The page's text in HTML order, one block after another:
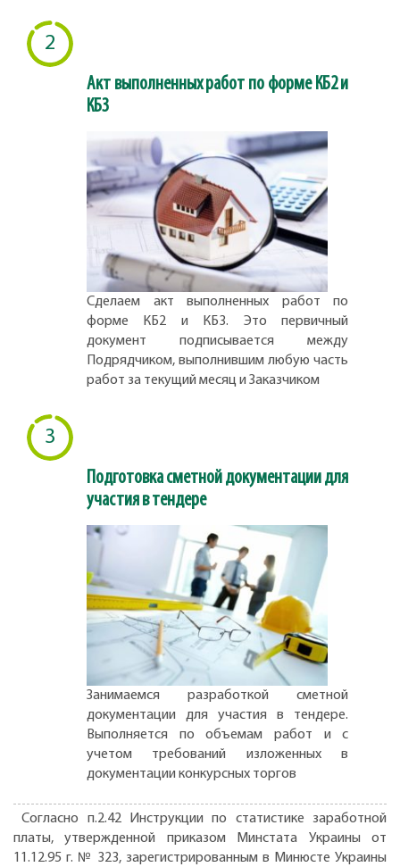
2
Акт выполненных работ по форме КБ2 и
КБ3
Сделаем акт выполненных работ по
форме КБ2 и КБ3. Это первичный
документ подписывается между
Подрядчиком, выполнившим любую часть
работ за текущий месяц и Заказчиком
3
Подготовка сметной документации для
участия в тендере
Занимаемся разработкой сметной
документации для участия в тендере.
Выполняется по объемам работ и с
учетом требований изложенных в
документации конкурсных торгов
Согласно п.2.42 Инструкции по статистике заработной
платы, утвержденной приказом Минстата Украины от
11.12.95 г. № 323, зарегистрированным в Минюсте Украины